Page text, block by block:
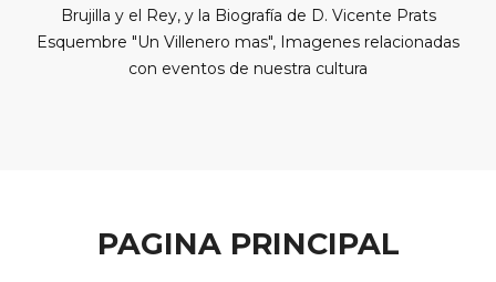
Brujilla y el Rey, y la Biografía de D. Vicente Prats
Esquembre "Un Villenero mas", Imagenes relacionadas
con eventos de nuestra cultura
PAGINA PRINCIPAL